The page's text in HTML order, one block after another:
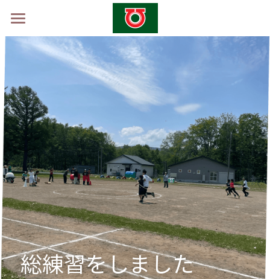
ホーム
学校概要
山村留学制度
山村留学体験会2026 -秋-
採用情報
お問い合わせ
総練習をしました